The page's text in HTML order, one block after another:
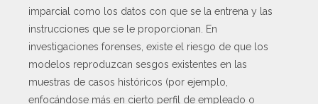
imparcial como los datos con que se la entrena y las
instrucciones que se le proporcionan. En
investigaciones forenses, existe el riesgo de que los
modelos reproduzcan sesgos existentes en las
muestras de casos históricos (por ejemplo,
enfocándose más en cierto perfil de empleado o